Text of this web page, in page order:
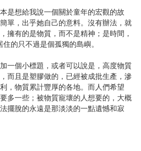
是想給我說一個關於童年的宏觀的故
單，出乎她自己的意料。沒有辦法，就
擁有的是物質，而不是精神；是時間，
的只不過是個孤獨的島嶼。
一個小標題，或者可以說是，高度物質
而且是塑膠做的，已經被成批生產，滲
，物質累計豐厚的各地。而人們希望
多一些；被物質寵壞的人想要的，大概
擺脫的永遠是那淡淡的一點遺憾和寂